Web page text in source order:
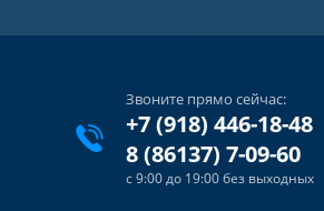
Звоните прямо сейчас:
+7 (918) 446-18-48
8 (86137) 7-09-60
с 9:00 до 19:00 без выходных